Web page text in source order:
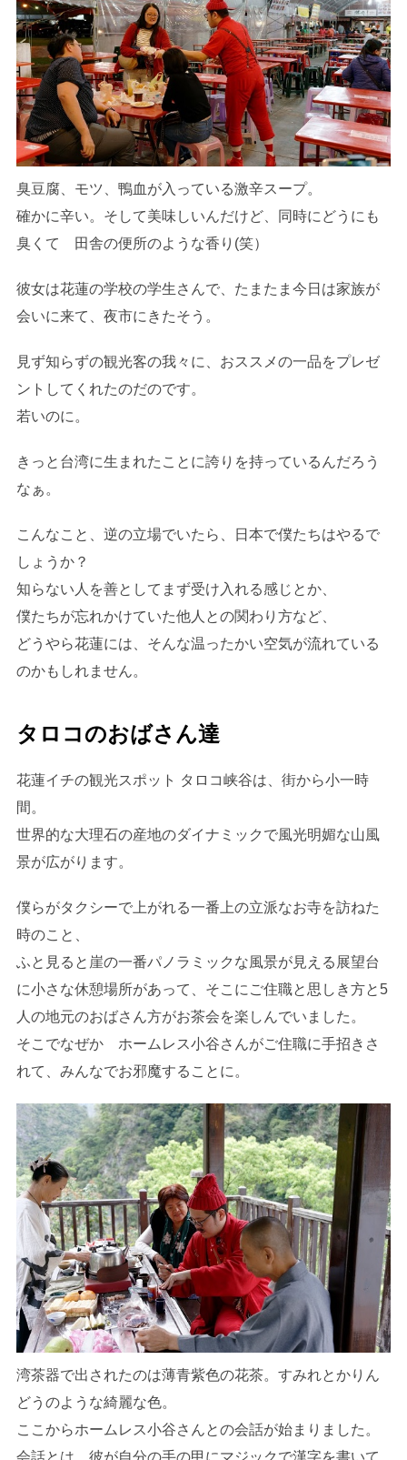
臭豆腐、モツ、鴨血が入っている激辛スープ。
確かに辛い。そして美味しいんだけど、同時にどうにも
臭くて 田舎の便所のような香り(笑）
彼女は花蓮の学校の学生さんで、たまたま今日は家族が
会いに来て、夜市にきたそう。
見ず知らずの観光客の我々に、おススメの一品をプレゼ
ントしてくれたのだのです。
若いのに。
きっと台湾に生まれたことに誇りを持っているんだろう
なぁ。
こんなこと、逆の立場でいたら、日本で僕たちはやるで
しょうか？
知らない人を善としてまず受け入れる感じとか、
僕たちが忘れかけていた他人との関わり方など、
どうやら花蓮には、そんな温ったかい空気が流れている
のかもしれません。
タロコのおばさん達
花蓮イチの観光スポット タロコ峡谷は、街から小一時
間。
世界的な大理石の産地のダイナミックで風光明媚な山風
景が広がります。
僕らがタクシーで上がれる一番上の立派なお寺を訪ねた
時のこと、
ふと見ると崖の一番パノラミックな風景が見える展望台
に小さな休憩場所があって、そこにご住職と思しき方と5
人の地元のおばさん方がお茶会を楽しんでいました。
そこでなぜか ホームレス小谷さんがご住職に手招きさ
れて、みんなでお邪魔することに。
湾茶器で出されたのは薄青紫色の花茶。すみれとかりん
どうのような綺麗な色。
ここからホームレス小谷さんとの会話が始まりました。